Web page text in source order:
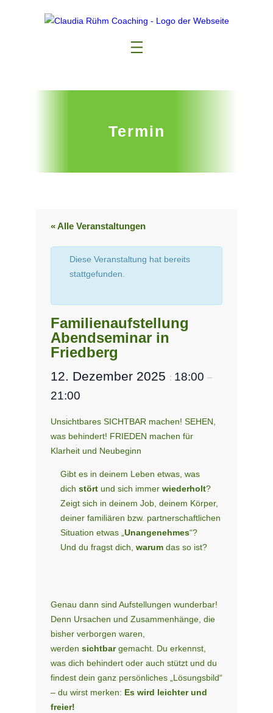
Termin
« Alle Veranstaltungen
Diese Veranstaltung hat bereits
stattgefunden.
Familienaufstellung
Abendseminar in
Friedberg
12. Dezember 2025 : 18:00 –
21:00
Unsichtbares SICHTBAR machen! SEHEN,
was behindert! FRIEDEN machen für
Klarheit und Neubeginn
Gibt es in deinem Leben etwas, was
dich stört und sich immer wiederholt?
Zeigt sich in deinem Job, deinem Körper,
deiner familiären bzw. partner­schaftlichen
Situation etwas „ Unangenehmes“?
Und du fragst dich, warum das so ist?
Genau dann sind Aufstellungen wunderbar!
Denn Ursachen und Zusammen­hänge, die
bisher verborgen waren,
werden sichtbargemacht. Du erkennst,
was dich behindert oder auch stützt und du
findest dein ganz persönliches „Lösungsbild“
– du wirst merken: Es wird leichter und
freier!